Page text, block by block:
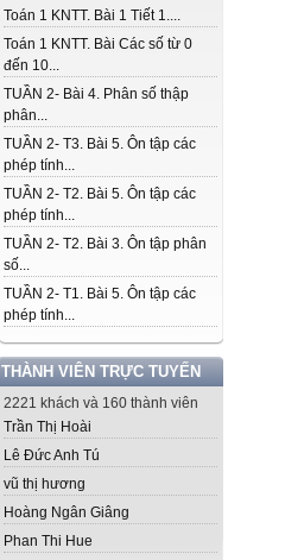
Toán 1 KNTT. Bài 1 Tiết 1....
Toán 1 KNTT. Bài Các số từ 0
đến 10...
TUẦN 2- Bài 4. Phân số thập
phân...
TUẦN 2- T3. Bài 5. Ôn tập các
phép tính...
TUẦN 2- T2. Bài 5. Ôn tập các
phép tính...
TUẦN 2- T2. Bài 3. Ôn tập phân
số...
TUẦN 2- T1. Bài 5. Ôn tập các
phép tính...
THÀNH VIÊN TRỰC TUYẾN
2221 khách và 160 thành viên
Trần Thị Hoài
Lê Đức Anh Tú
vũ thị hương
Hoàng Ngân Giâng
Phan Thi Hue